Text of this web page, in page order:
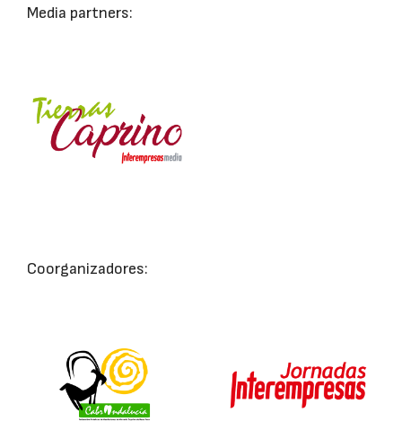
Media partners:
Coorganizadores: